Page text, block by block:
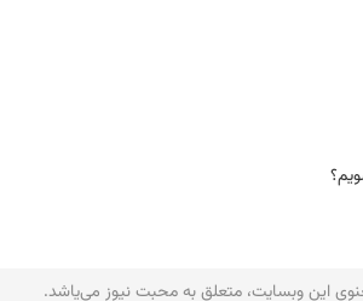
این وبسایت، متعلق به محبت نیوز می‌یاشد.